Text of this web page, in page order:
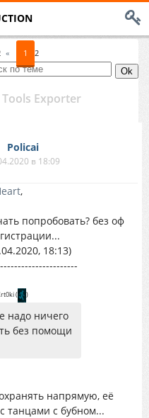
« 1 2
Exporter
Policai
в 18:09
,
попробовать? без оф
18:13)
( )
надо ничего
без помощи
напрямую, её
танцами с бубном...